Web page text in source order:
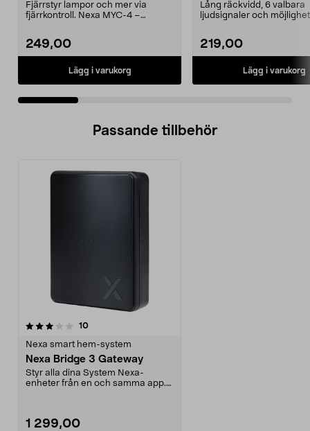
Fjärrstyr lampor och mer via
fjärrkontroll. Nexa MYC-4 –
249,00
Lägg i varukorg
Lång räckvidd, 6 valbara
ljudsignaler och
219,00
Lägg i varukorg
Passande tillbehör
10recensioner
Nexa smart hem-system
Nexa Bridge 3 Gateway
Styr alla dina System Nexa-
enheter från en och samma app.
1 299,00